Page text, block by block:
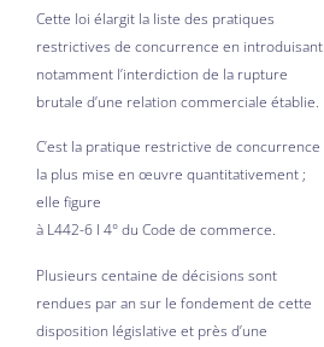
Cette loi élargit la liste des pratiques
restrictives de concurrence en introduisant
notamment l’interdiction de la rupture
brutale d’une relation commerciale établie.
C’est la pratique restrictive de concurrence
la plus mise en œuvre quantitativement ;
elle figure
à L442-6 I 4° du Code de commerce.
Plusieurs centaine de décisions sont
rendues par an sur le fondement de cette
disposition législative et près d’une